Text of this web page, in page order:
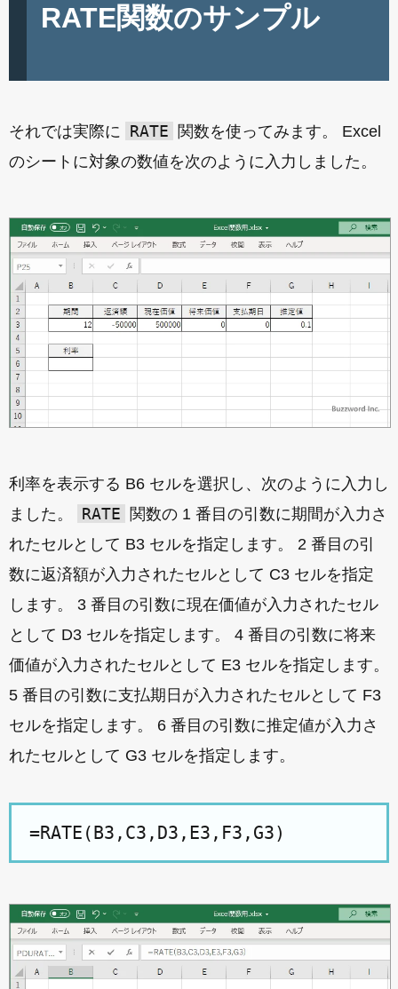
RATE関数のサンプル
それでは実際に RATE
関数を使ってみます。 Excel
のシートに対象の数値を次のように入力しました。
利率を表示する B6 セルを選択し、次のように入力し
ました。
RATE
関数の 1 番目の引数に期間が入力さ
れたセルとして B3 セルを指定します。 2 番目の引
数に返済額が入力されたセルとして C3 セルを指定
します。 3 番目の引数に現在価値が入力されたセル
として D3 セルを指定します。 4 番目の引数に将来
価値が入力されたセルとして E3 セルを指定します。
5 番目の引数に支払期日が入力されたセルとして F3
セルを指定します。 6 番目の引数に推定値が入力さ
れたセルとして G3 セルを指定します。
=RATE(B3,C3,D3,E3,F3,G3)